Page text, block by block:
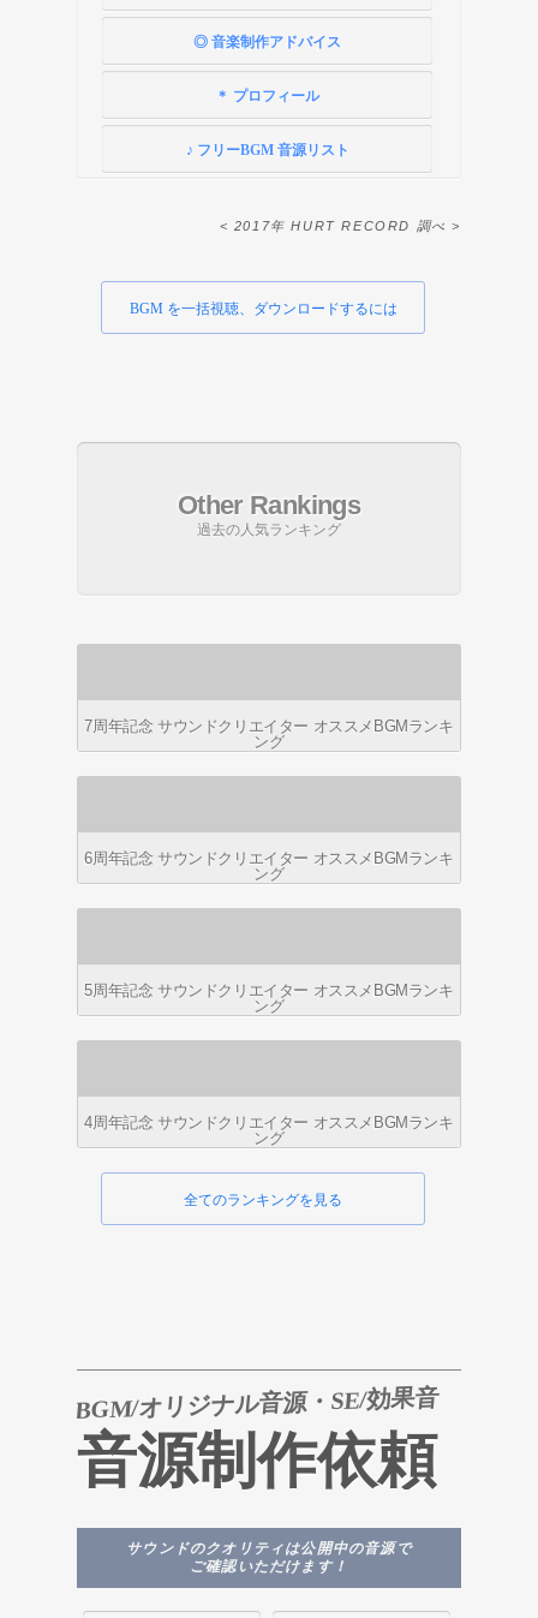
◎ 音楽制作アドバイス
＊ プロフィール
♪ フリーBGM 音源リスト
< 2017年 HURT RECORD 調べ >
BGM を一括視聴、ダウンロードするには
Other Rankings
過去の人気ランキング
7周年記念 サウンドクリエイター オススメBGMランキ
ング
6周年記念 サウンドクリエイター オススメBGMランキ
ング
5周年記念 サウンドクリエイター オススメBGMランキ
ング
4周年記念 サウンドクリエイター オススメBGMランキ
ング
全てのランキングを見る
音源制作依頼
BGM/オリジナル音源・SE/効果音
サウンドのクオリティは公開中の音源で
ご確認いただけます！